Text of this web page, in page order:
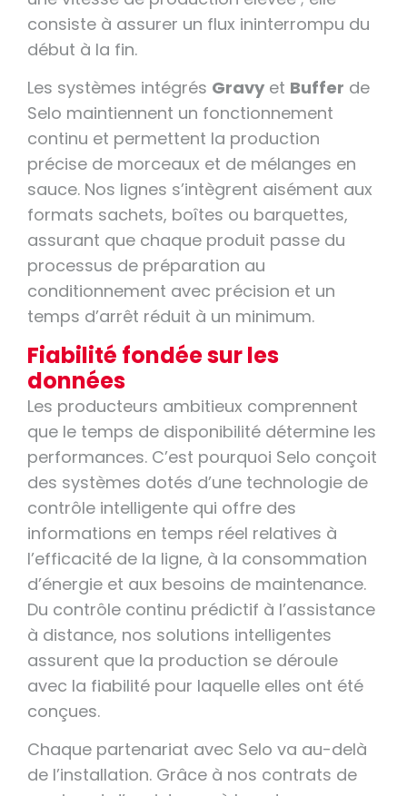
consiste à assurer un flux ininterrompu du
début à la fin.
Les systèmes intégrés Gravy et Buffer de
Selo maintiennent un fonctionnement
continu et permettent la production
précise de morceaux et de mélanges en
sauce. Nos lignes s’intègrent aisément aux
formats sachets, boîtes ou barquettes,
assurant que chaque produit passe du
processus de préparation au
conditionnement avec précision et un
temps d’arrêt réduit à un minimum.
Fiabilité fondée sur les
données
Les producteurs ambitieux comprennent
que le temps de disponibilité détermine les
performances. C’est pourquoi Selo conçoit
des systèmes dotés d’une technologie de
contrôle intelligente qui offre des
informations en temps réel relatives à
l’efficacité de la ligne, à la consommation
d’énergie et aux besoins de maintenance.
Du contrôle continu prédictif à l’assistance
à distance, nos solutions intelligentes
assurent que la production se déroule
avec la fiabilité pour laquelle elles ont été
conçues.
Chaque partenariat avec Selo va au-delà
de l’installation. Grâce à nos contrats de